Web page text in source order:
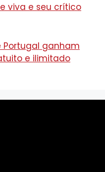
viva e seu crítico
Portugal ganham
e ilimitado